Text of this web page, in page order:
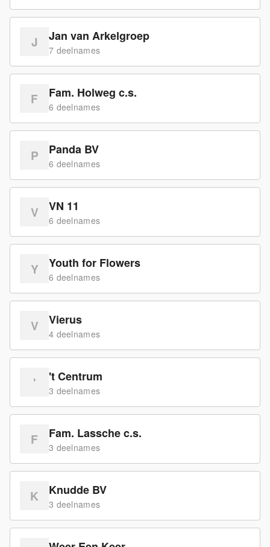
J Jan van Arkelgroep
7 deelnames
F Fam. Holweg c.s.
6 deelnames
P Panda BV
6 deelnames
V VN 11
6 deelnames
Y Youth for Flowers
6 deelnames
V Vierus
4 deelnames
' 't Centrum
3 deelnames
F Fam. Lassche c.s.
3 deelnames
K Knudde BV
3 deelnames